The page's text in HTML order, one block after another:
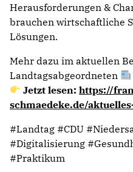
Herausforderungen &
brauchen wirtschaftliche
Lösungen.
Mehr dazu im aktuellen
Landtagsabgeordneten
Jetzt lesen: https://
schmaedeke.de/
#Landtag #CDU
#Digitalisierung
#Praktikum